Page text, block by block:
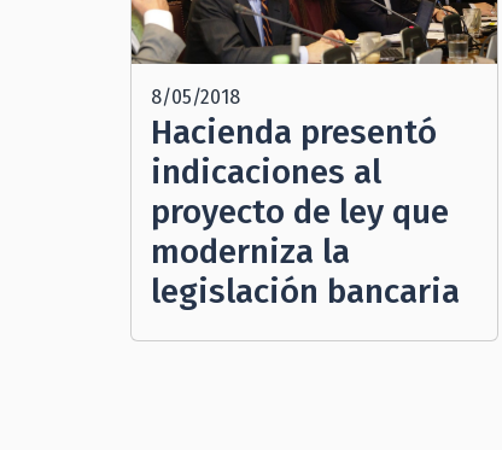
8/05/2018
Hacienda presentó
indicaciones al
proyecto de ley que
moderniza la
legislación bancaria